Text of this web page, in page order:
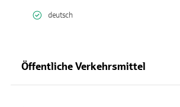
deutsch
Öffentliche Verkehrsmittel